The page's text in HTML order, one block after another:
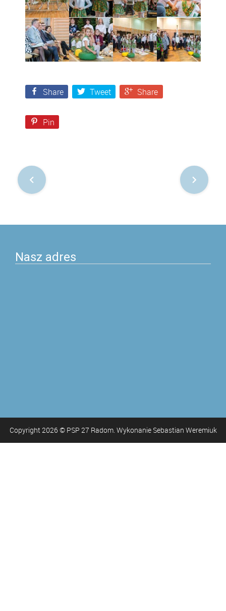
Share Tweet Share
Pin
Nawigacja
postach
Nasz adres
Copyright2026© PSP 27 Radom. Wykonanie Sebastian Weremiuk